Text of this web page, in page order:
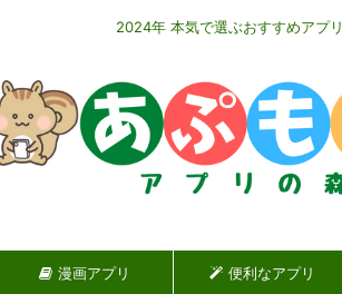
2024年 本気で選ぶおすすめアプリ
漫画アプリ 便利なアプリ